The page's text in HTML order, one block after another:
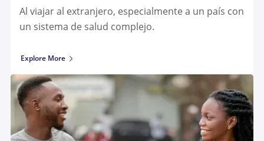
Al viajar al extranjero, especialmente a un país con
un sistema de salud complejo.
Explore More